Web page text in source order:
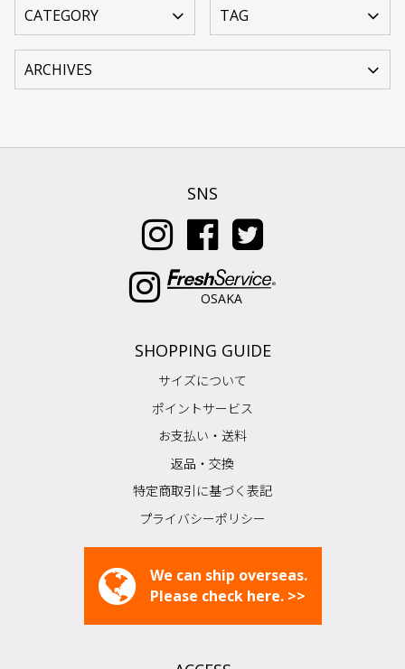
SNS
OSAKA
SHOPPING GUIDE
サイズについて
ポイントサービス
お支払い・送料
返品・交換
特定商取引に基づく表記
プライバシーポリシー
We can ship overseas.
Please check here. >>